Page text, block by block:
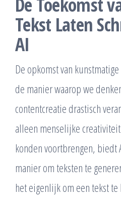
Tekst Laten
AI
De opkomst van
de manier waarop we
contentcreatie drastisch
alleen menselijke
konden voortbrengen, biedt
manier om teksten te
het eigenlijk om een tekst